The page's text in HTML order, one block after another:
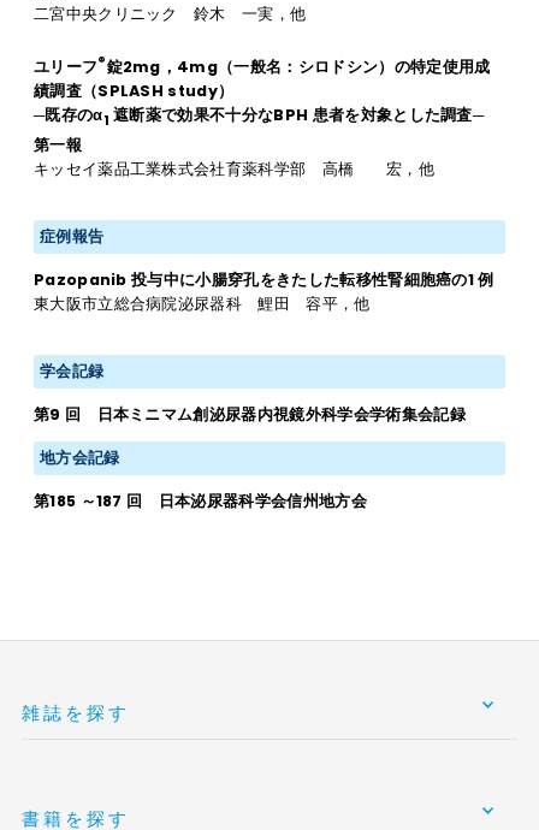
二宮中央クリニック 鈴木 一実，他
ユリーフ®錠2mg，4mg（一般名：シロドシン）の特定使用成
績調査（SPLASH study）
─既存のα1 遮断薬で効果不十分なBPH 患者を対象とした調査─
第一報
キッセイ薬品工業株式会社育薬科学部 高橋 宏，他
症例報告
Pazopanib 投与中に小腸穿孔をきたした転移性腎細胞癌の1 例
東大阪市立総合病院泌尿器科 鯉田 容平，他
学会記録
第9 回 日本ミニマム創泌尿器内視鏡外科学会学術集会記録
地方会記録
第185 ～187 回 日本泌尿器科学会信州地方会
雑誌を探す
書籍を探す